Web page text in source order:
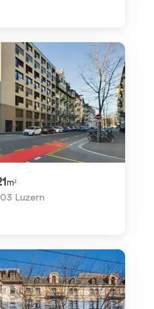
m²
Luzern